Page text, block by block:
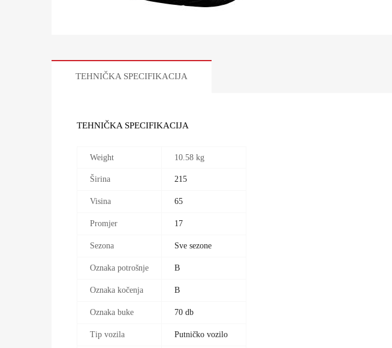
TEHNIČKA SPECIFIKACIJA
TEHNIČKA SPECIFIKACIJA
Weight 10.58 kg
Širina 215
Visina 65
Promjer 17
Sezona Sve sezone
Oznaka potrošnje B
Oznaka kočenja B
Oznaka buke 70 db
Tip vozila Putničko vozilo